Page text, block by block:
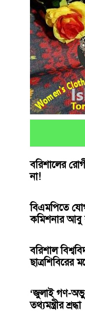
বরিশালের
না!
বিএমপিতে
কমিশনার আবু
বরিশাল
ছাত্রশিবিরের
‘জুলাই গণ-
তথ্যমন্ত্রীর শ্রদ্ধা